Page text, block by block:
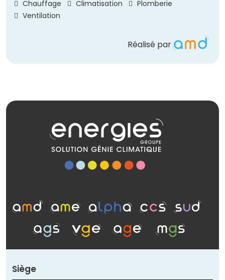
Chauffage Climatisation
Plomberie
Ventilation
Réalisé par
Siège